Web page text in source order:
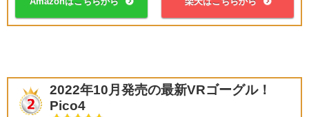
2022年10月発売の最新VRゴーグル！
Pico4